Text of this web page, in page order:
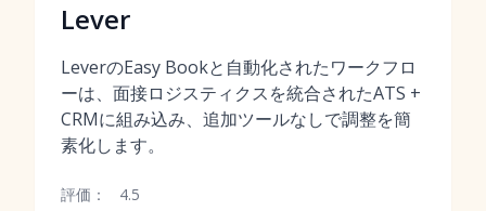
Lever
LeverのEasy Bookと自動化されたワークフロ
ーは、面接ロジスティクスを統合されたATS +
CRMに組み込み、追加ツールなしで調整を簡
素化します。
評価： 4.5